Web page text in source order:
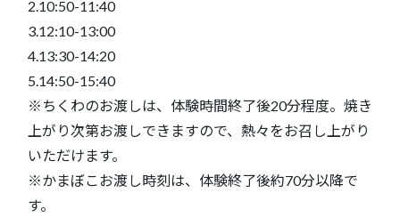
2.10:50-11:40
3.12:10-13:00
4.13:30-14:20
5.14:50-15:40
※ちくわのお渡しは、体験時間終了後20分程度。焼き
上がり次第お渡しできますので、熱々をお召し上がり
いただけます。
※かまぼこお渡し時刻は、体験終了後約70分以降で
す。